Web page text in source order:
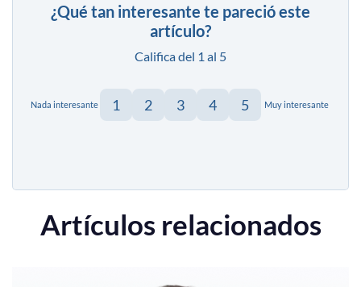
¿Qué tan interesante te pareció este
artículo?
Califica del 1 al 5
Nada interesante 1 2 3 4 5 Muy interesante
Artículos relacionados